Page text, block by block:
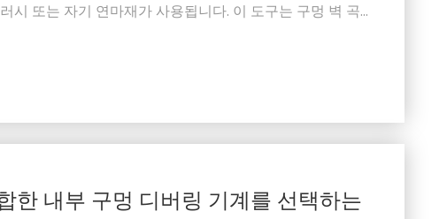
시 또는 자기 연마재가 사용됩니다. 이 도구는 구멍 벽 곡
화학적 또는 열적 공정을 사용하여 정밀하게 제어된 에너
한 내부 구멍 디버링 기계를 선택하는